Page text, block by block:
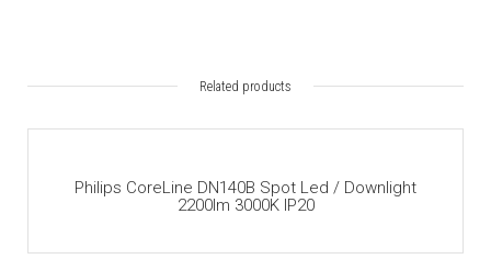
Related products
Philips CoreLine DN140B Spot Led / Downlight
2200lm 3000K IP20